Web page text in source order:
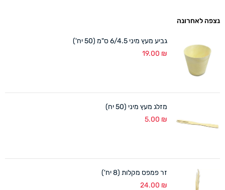
נצפה לאחרונה
גביע מעץ מיני 6/4.5 ס"מ (50 יח')
19.00 ₪
מזלג מעץ מיני (50 יח)
5.00 ₪
זר פמפס מקלות (8 יח')
24.00 ₪